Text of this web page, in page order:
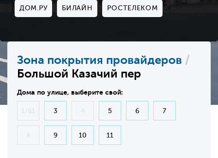
ДОМ.РУ БИЛАЙН РОСТЕЛЕКОМ
Зона покрытия провайдеров /
Большой Казачий пер
Дома по улице, выберите свой:
1/61 3 4 5 6 7
8 9 10 11